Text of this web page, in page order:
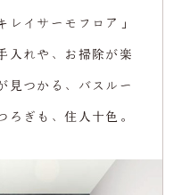
レイサーモフロア」
入れや、お掃除が楽
見つかる、バスルー
ろぎも、住人十色。